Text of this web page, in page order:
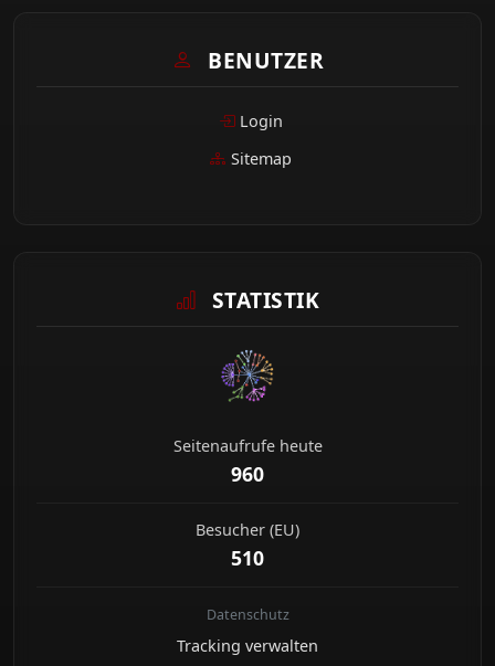
BENUTZER
Login
Sitemap
STATISTIK
Seitenaufrufe heute
960
Besucher (EU)
510
Datenschutz
Tracking verwalten